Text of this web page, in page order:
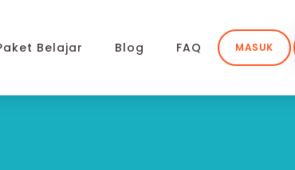
Belajar Blog FAQ MASUK